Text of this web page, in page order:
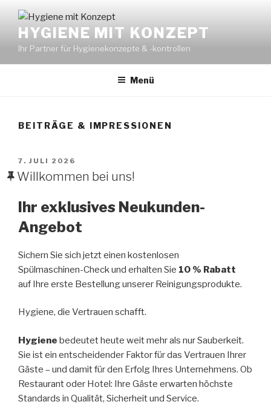
Inhalt
springenHYGIENE MIT KONZEPT
Ihr Partner für Hygienekonzepte & -kontrollen
Menü
BEITRÄGE & IMPRESSIONEN
VERÖFFENTLICHT
AM
7. JULI 2026
Willkommen bei uns!
Ihr exklusives Neukunden-
Angebot
Sichern Sie sich jetzt einen kostenlosen
Spülmaschinen-Check und erhalten Sie 10 % Rabatt
auf Ihre erste Bestellung unserer Reinigungsprodukte.
Hygiene, die Vertrauen schafft.
Hygiene bedeutet heute weit mehr als nur Sauberkeit.
Sie ist ein entscheidender Faktor für das Vertrauen Ihrer
Gäste – und damit für den Erfolg Ihres Unternehmens. Ob
Restaurant oder Hotel: Ihre Gäste erwarten höchste
Standards in Qualität, Sicherheit und Service.